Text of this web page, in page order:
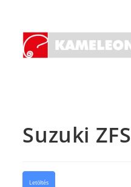
content
Suzuki ZFS
Letöltés